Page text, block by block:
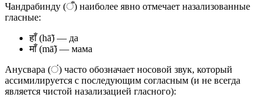
Чандрабинду (ँ) наиболее явно отмечает назализованные
гласные:
हाँ (hā̃) — да
माँ (mā̃) — мама
Анусвара (ं) часто обозначает носовой звук, который
ассимилируется с последующим согласным (и не всегда
является чистой назализацией гласного):